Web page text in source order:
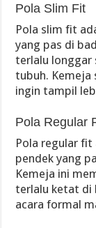
Pola Slim Fit
Pola slim fit
yang pas di
terlalu longgar
tubuh. Kemeja
ingin tampil
Pola Regular
Pola regular fit
pendek yang
Kemeja ini
terlalu ketat di
acara formal